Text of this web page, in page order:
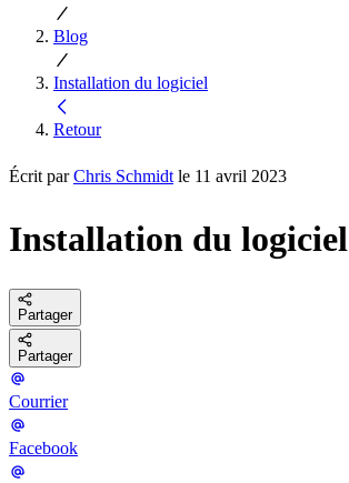
Blog
Installation du logiciel
Retour
Écrit parChris Schmidt le 11 avril 2023
Installation du logiciel
Partager
Partager
Courrier
Facebook